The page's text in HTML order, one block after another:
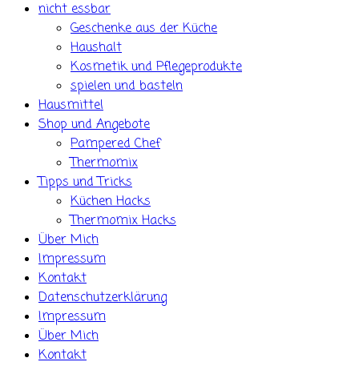
nicht essbar
Geschenke aus der Küche
Haushalt
Kosmetik und Pflegeprodukte
spielen und basteln
Hausmittel
Shop und Angebote
Pampered Chef
Thermomix
Tipps und Tricks
Küchen Hacks
Thermomix Hacks
Über Mich
Impressum
Kontakt
Datenschutzerklärung
Impressum
Über Mich
Kontakt